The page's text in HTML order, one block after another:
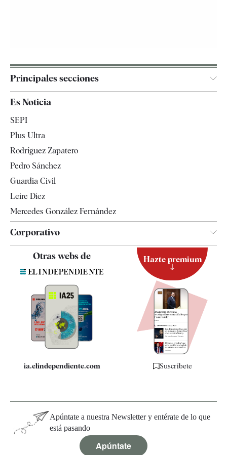
Principales secciones
España
Televisión
Es Noticia
SEPI
Plus Ultra
Rodríguez Zapatero
Pedro Sánchez
Guardia Civil
Leire Díez
Mercedes González Fernández
Corporativo
Contacto
Quiénes somos
Especificaciones
Otras webs de
ia.elindependiente.com
Hazte premium
Suscríbete
Apúntate a nuestra Newsletter y entérate de lo que
está pasando
Apúntate